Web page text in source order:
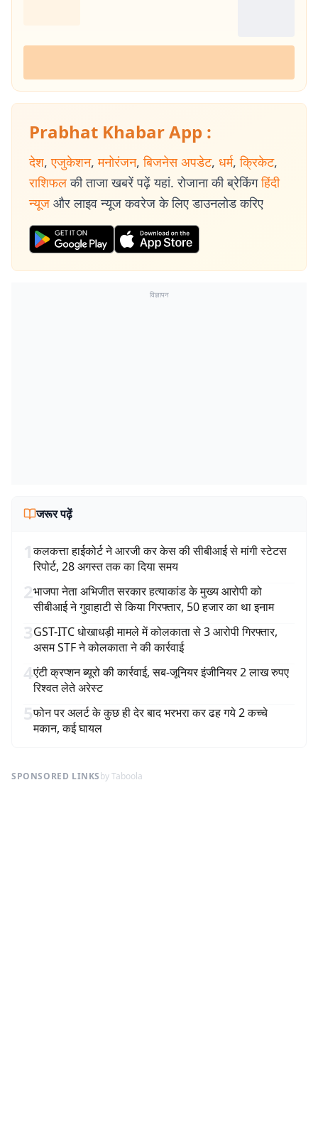
Prabhat Khabar App :
देश, एजुकेशन, मनोरंजन, बिजनेस अपडेट, धर्म, क्रिकेट,
राशिफल की ताजा खबरें पढ़ें यहां. रोजाना की ब्रेकिंग हिंदी
न्यूज और लाइव न्यूज कवरेज के लिए डाउनलोड करिए
विज्ञापन
जरूर पढ़ें
1कलकत्ता हाईकोर्ट ने आरजी कर केस की सीबीआई से मांगी स्टेटस
रिपोर्ट, 28 अगस्त तक का दिया समय
2भाजपा नेता अभिजीत सरकार हत्याकांड के मुख्य आरोपी को
सीबीआई ने गुवाहाटी से किया गिरफ्तार, 50 हजार का था इनाम
3GST-ITC धोखाधड़ी मामले में कोलकाता से 3 आरोपी गिरफ्तार,
असम STF ने कोलकाता ने की कार्रवाई
4एंटी क्रप्शन ब्यूरो की कार्रवाई, सब-जूनियर इंजीनियर 2 लाख रुपए
रिश्वत लेते अरेस्ट
5फोन पर अलर्ट के कुछ ही देर बाद भरभरा कर ढह गये 2 कच्चे
मकान, कई घायल
SPONSORED LINKSby Taboola